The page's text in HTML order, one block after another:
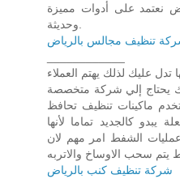
نعتمد على أدوات مميزة
تنظيف مجالس بالرياض
عليك لذلك يهتم العملاء
يحتاج إلي شركة متخصصة
ماكينات تنظيف تحافظ
كالجديد تماما لأنها
الشفط امر مهم لان
يتم سحب الاوساخ والاتربه
شركة تنظيف كنب بالرياض